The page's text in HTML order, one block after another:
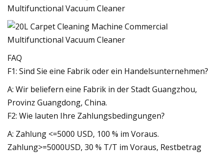
FAQ
F1: Sind Sie eine Fabrik oder ein Handelsunternehmen?
A: Wir beliefern eine Fabrik in der Stadt Guangzhou,
Provinz Guangdong, China.
F2: Wie lauten Ihre Zahlungsbedingungen?
A: Zahlung <=5000 USD, 100 % im Voraus.
Zahlung>=5000USD, 30 % T/T im Voraus, Restbetrag